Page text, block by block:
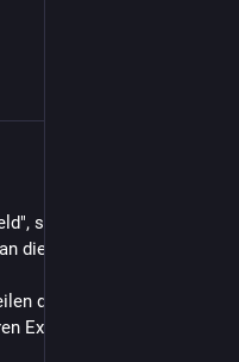
schrieb
an die
der
Ex zu stänkern.